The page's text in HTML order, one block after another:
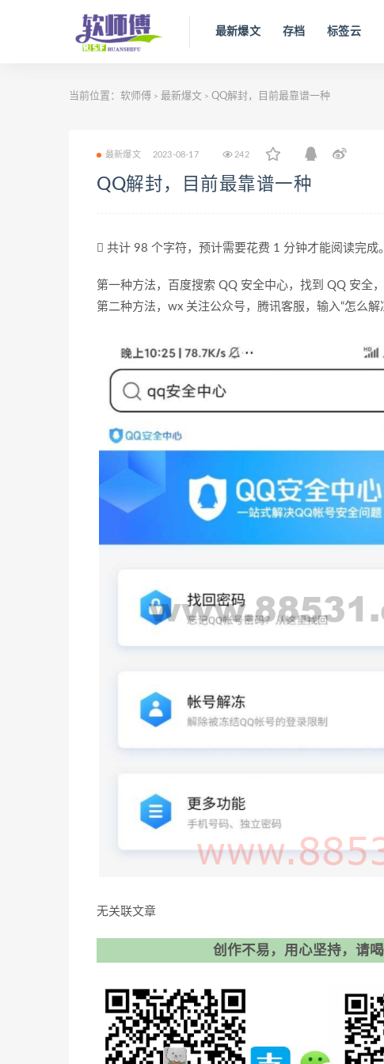
最新爆文 存档 标签云
当前位置： 软师傅 > 最新爆文 > QQ解封，目前最靠谱一种
最新爆文 2023-08-17 242
QQ解封，目前最靠谱一种
共计 98 个字符，预计需要花费 1 分钟才能阅读完成。
第一种方法，百度搜索 QQ 安全中心，找到 QQ 安全
第二种方法，wx 关注公众号，腾讯客服，输入“怎么
无关联文章
创作不易，用心坚持，请